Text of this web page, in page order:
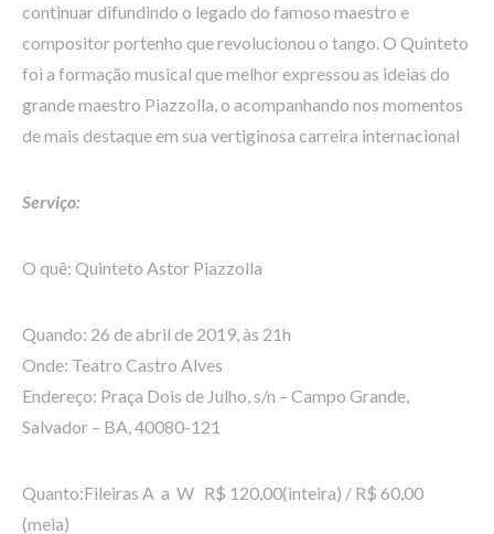
continuar difundindo o legado do famoso maestro e
compositor portenho que revolucionou o tango. O Quinteto
foi a formação musical que melhor expressou as ideias do
grande maestro Piazzolla, o acompanhando nos momentos
de mais destaque em sua vertiginosa carreira internacional
Serviço:
O quê: Quinteto Astor Piazzolla
Quando: 26 de abril de 2019, às 21h
Onde: Teatro Castro Alves
Endereço: Praça Dois de Julho, s/n – Campo Grande,
Salvador – BA, 40080-121
Quanto:Fileiras A a W R$ 120,00(inteira) / R$ 60,00
(meia)